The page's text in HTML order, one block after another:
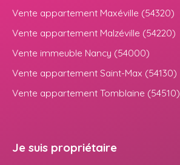
Vente appartement Maxéville (54320)
Vente appartement Malzéville (54220)
Vente immeuble Nancy (54000)
Vente appartement Saint-Max (54130)
Vente appartement Tomblaine (54510)
Je suis propriétaire